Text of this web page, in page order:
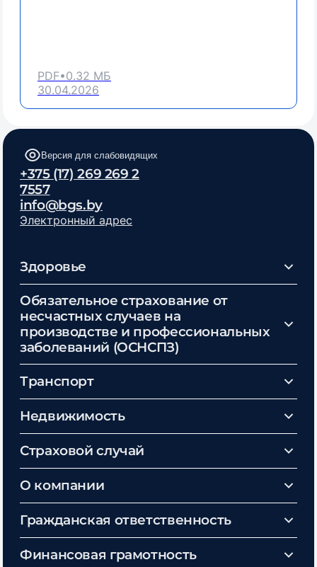
PDF•0.32 МБ
30.04.2026
Версия для слабовидящих
+375 (17) 269 269 2
7557
info@bgs.by
Электронный адрес
Здоровье
Обязательное страхование от
несчастных случаев на
производстве и профессиональных
заболеваний (ОСНСПЗ)
Транспорт
Недвижимость
Страховой случай
О компании
Гражданская ответственность
Финансовая грамотность